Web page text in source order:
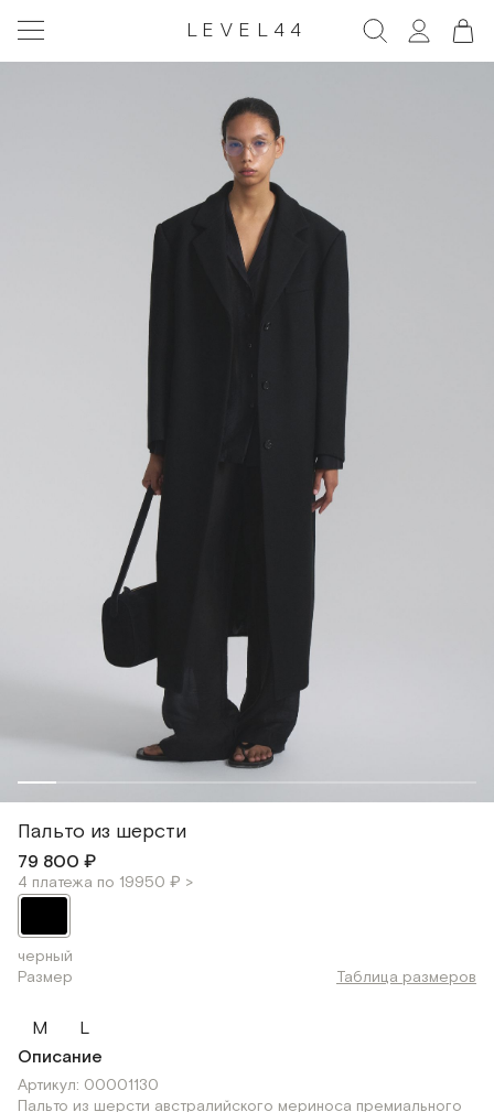
LEVEL44
Пальто из шерсти
79 800 ₽
4 платежа по 19950 ₽ >
черный
Размер
Таблица размеров
M
L
Описание
Артикул: 00001130
Пальто из шерсти австралийского мериноса премиального